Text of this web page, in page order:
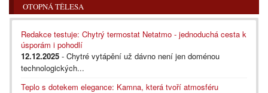
OTOPNÁ TĚLESA
Redakce testuje: Chytrý termostat Netatmo - jednoduchá cesta k
úsporám i pohodlí
12.12.2025 - Chytré vytápění už dávno není jen doménou
technologických...
Teplo s dotekem elegance: Kamna, která tvoří atmosféru